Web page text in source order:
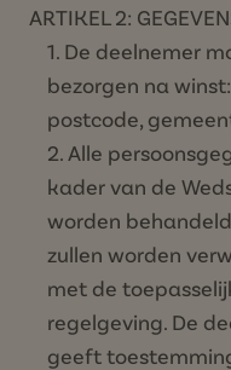
ARTIKEL 2:
De deelnemer
bezorgen na
postcode,
Alle
kader van de
worden
zullen worden
met de
regelgeving. De
geeft